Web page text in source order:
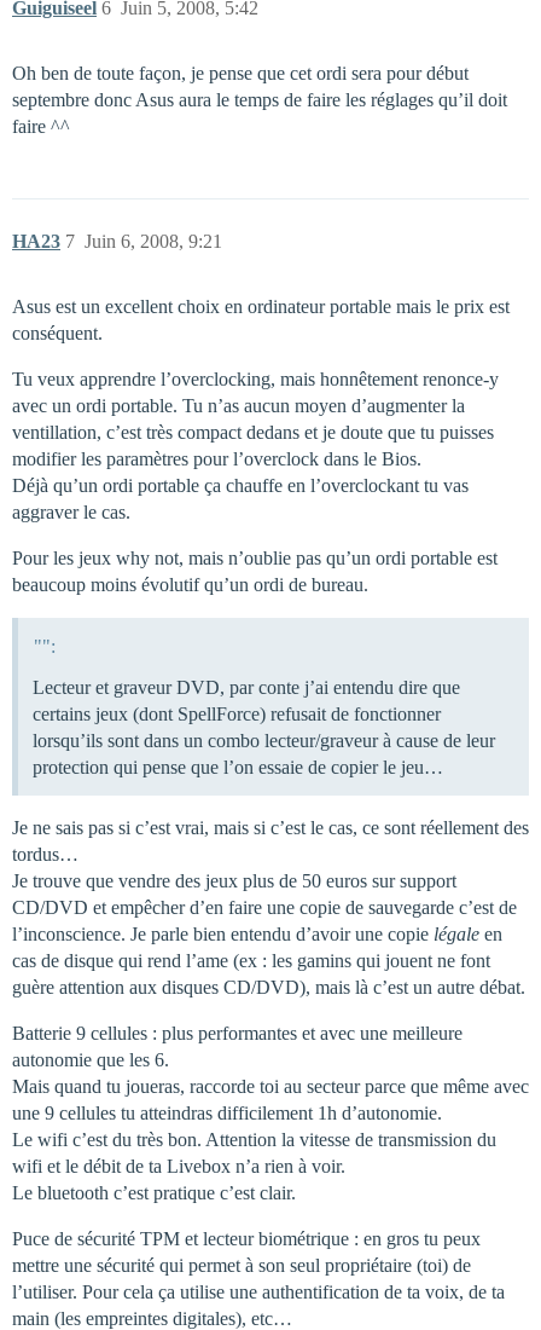
Guiguiseel Juin 5, 2008, 5:42
6
Oh ben de toute façon, je pense que cet ordi sera pour début
septembre donc Asus aura le temps de faire les réglages qu’il doit
faire ^^
HA23 Juin 6, 2008, 9:21
7
Asus est un excellent choix en ordinateur portable mais le prix est
conséquent.
Tu veux apprendre l’overclocking, mais honnêtement renonce-y
avec un ordi portable. Tu n’as aucun moyen d’augmenter la
ventillation, c’est très compact dedans et je doute que tu puisses
modifier les paramètres pour l’overclock dans le Bios.
Déjà qu’un ordi portable ça chauffe en l’overclockant tu vas
aggraver le cas.
Pour les jeux why not, mais n’oublie pas qu’un ordi portable est
beaucoup moins évolutif qu’un ordi de bureau.
"":
Lecteur et graveur DVD, par conte j’ai entendu dire que
certains jeux (dont SpellForce) refusait de fonctionner
lorsqu’ils sont dans un combo lecteur/graveur à cause de leur
protection qui pense que l’on essaie de copier le jeu…
Je ne sais pas si c’est vrai, mais si c’est le cas, ce sont réellement des
tordus…
Je trouve que vendre des jeux plus de 50 euros sur support
CD/DVD et empêcher d’en faire une copie de sauvegarde c’est de
l’inconscience. Je parle bien entendu d’avoir une copie légale en
cas de disque qui rend l’ame (ex : les gamins qui jouent ne font
guère attention aux disques CD/DVD), mais là c’est un autre débat.
Batterie 9 cellules : plus performantes et avec une meilleure
autonomie que les 6.
Mais quand tu joueras, raccorde toi au secteur parce que même avec
une 9 cellules tu atteindras difficilement 1h d’autonomie.
Le wifi c’est du très bon. Attention la vitesse de transmission du
wifi et le débit de ta Livebox n’a rien à voir.
Le bluetooth c’est pratique c’est clair.
Puce de sécurité TPM et lecteur biométrique : en gros tu peux
mettre une sécurité qui permet à son seul propriétaire (toi) de
l’utiliser. Pour cela ça utilise une authentification de ta voix, de ta
main (les empreintes digitales), etc…